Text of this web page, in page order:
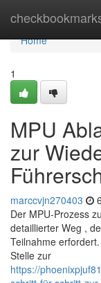
Home
Home
1
MPU
zur
marccvjn270403
Der MPU-Prozess
detaillierter Weg ,
Teilnahme
Stelle zur
https://